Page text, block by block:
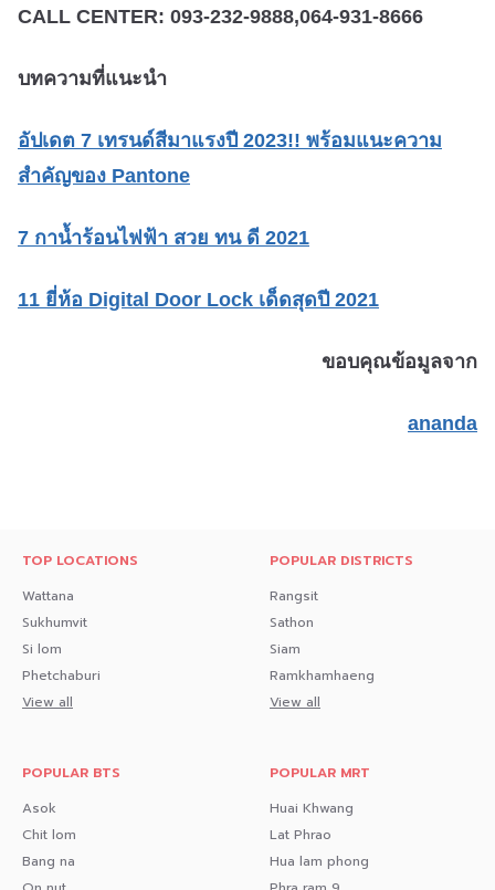
CALL CENTER: 093-232-9888,064-931-8666
บทความที่แนะนำ
อัปเดต 7 เทรนด์สีมาแรงปี 2023!! พร้อมแนะความ
สำคัญของ Pantone
7 กาน้ำร้อนไฟฟ้า สวย ทน ดี 2021
11 ยี่ห้อ Digital Door Lock เด็ดสุดปี 2021
ขอบคุณข้อมูลจาก
ananda
TOP LOCATIONS
Wattana
Sukhumvit
Si lom
Phetchaburi
View all
POPULAR DISTRICTS
Rangsit
Sathon
Siam
Ramkhamhaeng
View all
POPULAR BTS
Asok
Chit lom
Bang na
POPULAR MRT
Huai Khwang
Lat Phrao
Hua lam phong